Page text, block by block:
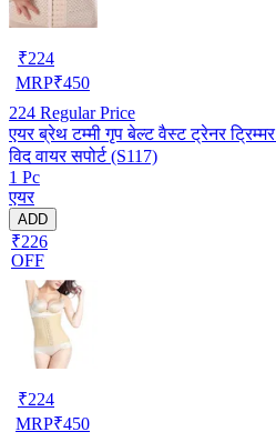
₹224
MRP₹450
224 Regular Price
एयर ब्रेथ टम्मी गृप बेल्ट वैस्ट ट्रेनर
विद वायर सपोर्ट (S117)
1 Pc
एयर
ADD
₹226
OFF
₹224
MRP₹450